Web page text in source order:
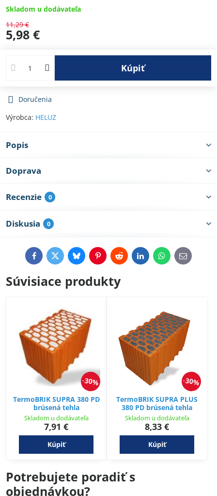
Skladom u dodávateľa
11,29 €
5,98 €
Kúpiť
Doručenia
Výrobca: HELUZ
Popis
Doprava
Recenzie 0
Diskusia 0
FacebookTwitterBlueskyPinterestRedditLinkedInWhatsApp
E-
mail
Súvisiace produkty
30%
TermoBRIK SUPRA 380 PD
brúsená tehla
Skladom u dodávateľa
7,91 €
Kúpiť
30%
TermoBRIK SUPRA PLUS
380 PD brúsená tehla
Skladom u dodávateľa
8,33 €
Kúpiť
Potrebujete poradiť s
objednávkou?